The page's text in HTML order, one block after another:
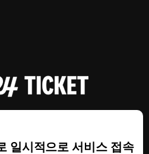
일시적으로 서비스 접속